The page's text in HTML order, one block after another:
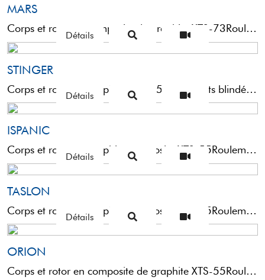
MARS
Corps et rotor en composite de graphite XTS-73Roulements à billes scellés en acier inoxArchet surdimensionné pour une ...
Détails
STINGER
Corps et rotor en graphite XTS-55Roulements blindés en acierArchet tubulaire majoré pour une plus grande stabilité en ...
Détails
ISPANIC
Corps et rotor en graphite composite XTS-55Roulements en acier double blindage Durable ResistanceArchet majoréCNC Nail : guide-fil ...
Détails
TASLON
Corps et rotor en graphite composite XTS-55Roulements en acier inoxArchet à section majoréeNC Nail : guide-fil en ...
Détails
ORION
Corps et rotor en composite de graphite XTS-55Roulements en acier inoxBobine sur toutes les mesures de type ...